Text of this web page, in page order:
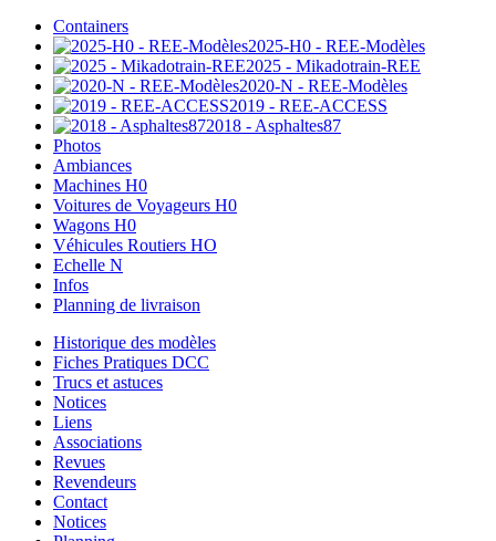
Containers
2025-H0 - REE-Modèles
2025 - Mikadotrain-REE
2020-N - REE-Modèles
2019 - REE-ACCESS
2018 - Asphaltes87
Photos
Ambiances
Machines H0
Voitures de Voyageurs H0
Wagons H0
Véhicules Routiers HO
Echelle N
Infos
Planning de livraison
Historique des modèles
Fiches Pratiques DCC
Trucs et astuces
Notices
Liens
Associations
Revues
Revendeurs
Contact
Notices